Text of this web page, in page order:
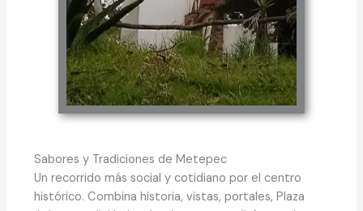
Sabores y Tradiciones de Metepec
Un recorrido más social y cotidiano por el centro
histórico. Combina historia, vistas, portales, Plaza